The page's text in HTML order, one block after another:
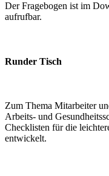
Der Fragebogen ist im
aufrufbar.
Runder Tisch
Zum Thema Mitarbeiter
Arbeits- und
Checklisten für die
entwickelt.